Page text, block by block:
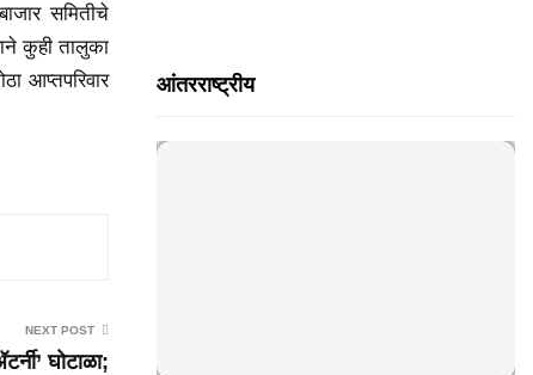
समितीचे
कुही तालुका
आप्तपरिवार
NEXT POST
घोटाळा;
आंतरराष्ट्रीय